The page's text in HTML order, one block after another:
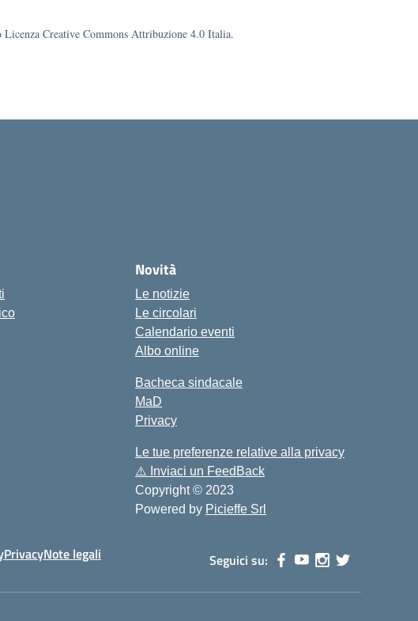
Licenza Creative Commons Attribuzione 4.0 Italia.
Novità
Le notizie
Le circolari
Calendario eventi
Albo online
Bacheca sindacale
MaD
Privacy
Le tue preferenze relative alla privacy
⚠️ Inviaci un FeedBack
Copyright © 2023
Powered by Picieffe Srl
PrivacyNote legali Seguici su: